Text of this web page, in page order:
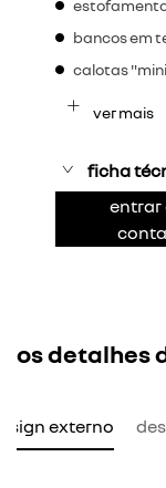
bancos em
calotas
ver mais
ficha
entrar
os detalhes
externo